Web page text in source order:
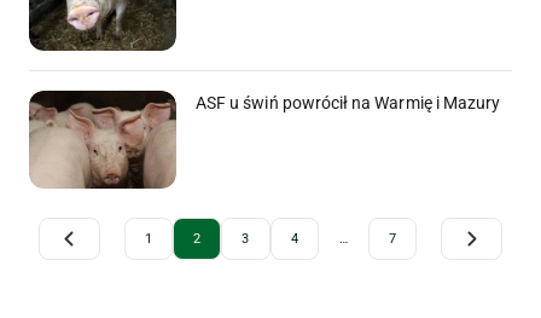
ASF u świń powrócił na Warmię i Mazury
Archive Pagination
1 2 3 4 … 7